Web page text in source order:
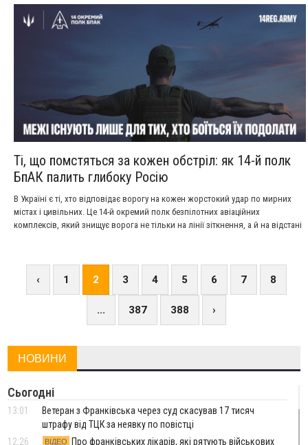
життя, де займався ремонтом автомобілів.
Ті, що помстяться за кожен обстріл: як 14-й полк
БпАК палить глибоку Росію
В Україні є ті, хто відповідає ворогу на кожен жорстокий удар по мирних
містах і цивільних. Це 14-й окремий полк безпілотних авіаційних
комплексів, який знищує ворога не тільки на лінії зіткнення, а й на відстані
боєприпасів та оборонних підприємствах, які ми читаємо у своїх телефонах,
– це робота саме цього полку.
‹ 1 2 3 4 5 6 7 8
... 387 388 ›
НОВИНИ
Сьогодні
13:01
Ветеран з Франківська через суд скасував 17 тисяч
штрафу від ТЦК за неявку по повістці
12:26
ВІДЕО Про франківських лікарів, які рятують військових